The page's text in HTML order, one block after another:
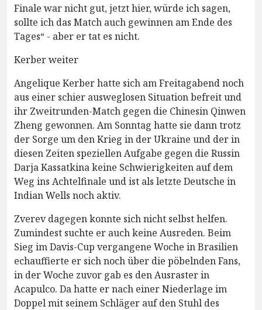
Finale war nicht gut, jetzt hier, würde ich sagen,
sollte ich das Match auch gewinnen am Ende des
Tages“ - aber er tat es nicht.
Kerber weiter
Angelique Kerber hatte sich am Freitagabend noch
aus einer schier ausweglosen Situation befreit und
ihr Zweitrunden-Match gegen die Chinesin Qinwen
Zheng gewonnen. Am Sonntag hatte sie dann trotz
der Sorge um den Krieg in der Ukraine und der in
diesen Zeiten speziellen Aufgabe gegen die Russin
Darja Kassatkina keine Schwierigkeiten auf dem
Weg ins Achtelfinale und ist als letzte Deutsche in
Indian Wells noch aktiv.
Zverev dagegen konnte sich nicht selbst helfen.
Zumindest suchte er auch keine Ausreden. Beim
Sieg im Davis-Cup vergangene Woche in Brasilien
echauffierte er sich noch über die pöbelnden Fans,
in der Woche zuvor gab es den Ausraster in
Acapulco. Da hatte er nach einer Niederlage im
Doppel mit seinem Schläger auf den Stuhl des